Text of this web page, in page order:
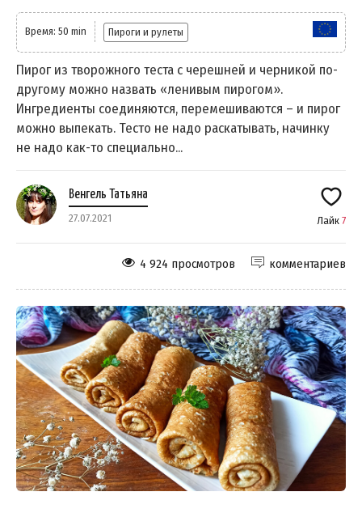
Время: 50 min Пироги и рулеты
Пирог из творожного теста с черешней и черникой по-
другому можно назвать «ленивым пирогом».
Ингредиенты соединяются, перемешиваются – и пирог
можно выпекать. Тесто не надо раскатывать, начинку
не надо как-то специально...
Венгель Татьяна
27.07.2021 Лайк 7
комментариев
4 924 просмотров